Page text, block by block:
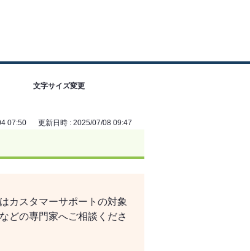
文字サイズ変更
07:50 更新日時 : 2025/07/08 09:47
カスタマーサポートの対象
どの専門家へご相談くださ